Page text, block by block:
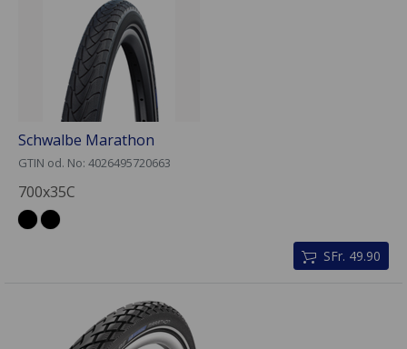
Schwalbe Marathon
GTIN od. No: 4026495720663
700x35C
SFr. 49.90